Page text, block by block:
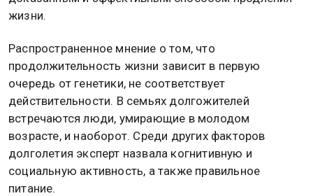
жизни.
Распространенное мнение о том, что
продолжительность жизни зависит в первую
очередь от генетики, не соответствует
действительности. В семьях долгожителей
встречаются люди, умирающие в молодом
возрасте, и наоборот. Среди других факторов
долголетия эксперт назвала когнитивную и
социальную активность, а также правильное
питание.